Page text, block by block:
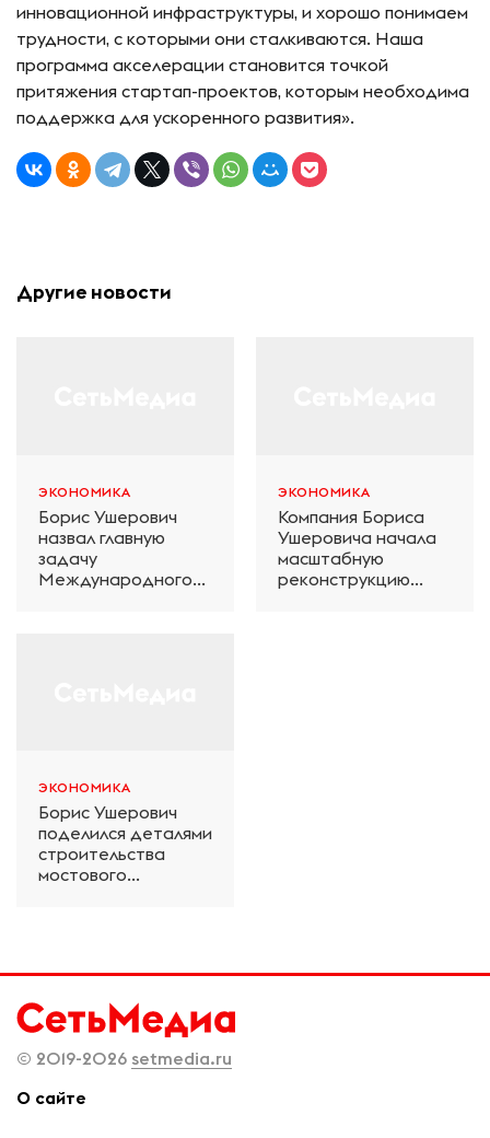
инновационной инфраструктуры, и хорошо понимаем
трудности, с которыми они сталкиваются. Наша
программа акселерации становится точкой
притяжения стартап-проектов, которым необходима
поддержка для ускоренного развития».
Другие новости
ЭКОНОМИКА
Борис Ушерович
назвал главную
задачу
Международного
ЭКОНОМИКА
Компания Бориса
Ушеровича начала
масштабную
реконструкцию
ЭКОНОМИКА
Борис Ушерович
поделился деталями
строительства
мостового
© 2019-2026 setmedia.ru
О сайте